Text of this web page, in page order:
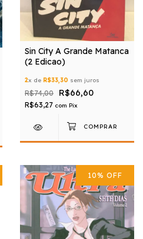
Sin City A Grande Matanca
(2 Edicao)
2x de R$33,30 sem juros
R$74,00 R$66,60
R$63,27 com Pix
10% OFF